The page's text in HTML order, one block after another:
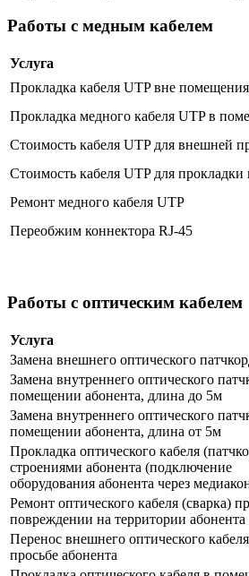
Работы с медным кабелем
Услуга
Прокладка кабеля UTP вне
Прокладка медного кабеля UTP в
Стоимость кабеля UTP для внешней
Стоимость кабеля UTP для
Ремонт медного кабеля UTP
Переобжим коннектора RJ-45
Работы с оптическим кабелем
Услуга
Замена внешнего оптического
Замена внутреннего оптического
помещении абонента, длина до 5м
Замена внутреннего оптического
помещении абонента, длина от 5м
Прокладка оптического кабеля
строениями абонента (подключение
оборудования абонента через
Ремонт оптического кабеля (сварка)
повреждении на территории абонента
Перенос внешнего оптического
просьбе абонента